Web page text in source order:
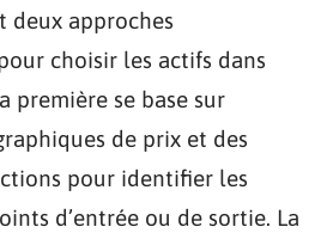
deux approches
choisir les actifs dans
première se base sur
de prix et des
pour identifier les
d’entrée ou de sortie. La